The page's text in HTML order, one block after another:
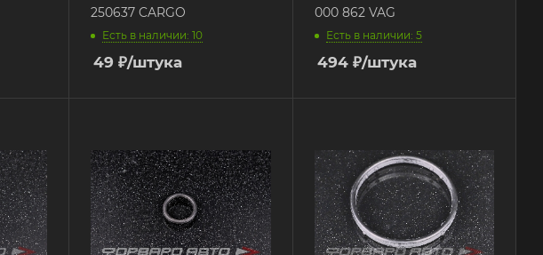
250637 CARGO
Есть в наличии: 10
49 ₽/штука
000 862 VAG
Есть в наличии: 5
494₽/штука